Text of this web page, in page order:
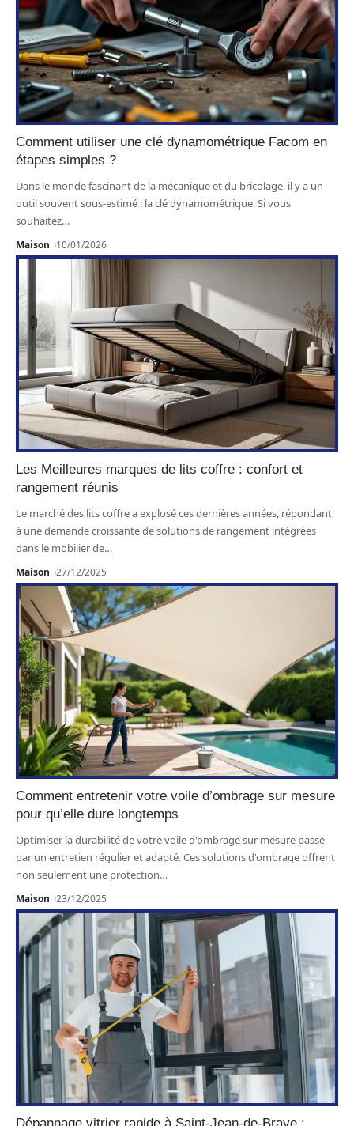
Comment utiliser une clé dynamométrique Facom en
étapes simples ?
Dans le monde fascinant de la mécanique et du bricolage, il y a un
outil souvent sous-estimé : la clé dynamométrique. Si vous
souhaitez…
Maison 10/01/2026
Les Meilleures marques de lits coffre : confort et
rangement réunis
Le marché des lits coffre a explosé ces dernières années, répondant
à une demande croissante de solutions de rangement intégrées
dans le mobilier de…
Maison 27/12/2025
Comment entretenir votre voile d’ombrage sur mesure
pour qu’elle dure longtemps
Optimiser la durabilité de votre voile d'ombrage sur mesure passe
par un entretien régulier et adapté. Ces solutions d'ombrage offrent
non seulement une protection…
Maison 23/12/2025